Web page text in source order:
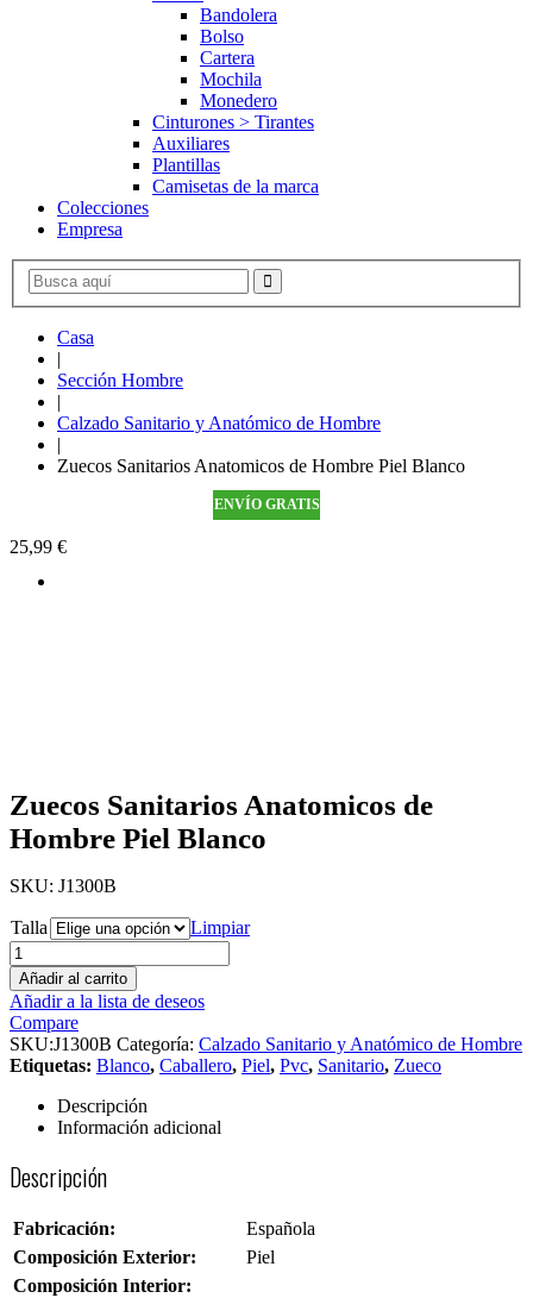
Bandolera
Bolso
Cartera
Mochila
Monedero
Cinturones > Tirantes
Auxiliares
Plantillas
Camisetas de la marca
Colecciones
Empresa
Casa
|
Sección Hombre
|
Calzado Sanitario y Anatómico de Hombre
|
Zuecos Sanitarios Anatomicos de Hombre Piel Blanco
25,99 €
ENVÍO GRATIS
Zuecos Sanitarios Anatomicos de
Hombre Piel Blanco
SKU: J1300B
Talla Limpiar
Añadir al carrito
Añadir a la lista de deseos
Compare
SKU:J1300B Categoría: Calzado Sanitario y Anatómico de Hombre
Etiquetas: Blanco, Caballero, Piel, Pvc, Sanitario, Zueco
Descripción
Información adicional
Descripción
Fabricación:
Española
Composición Exterior:
Piel
Composición Interior: